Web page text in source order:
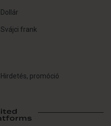
Dollár
Svájci frank
Hirdetés, promóció